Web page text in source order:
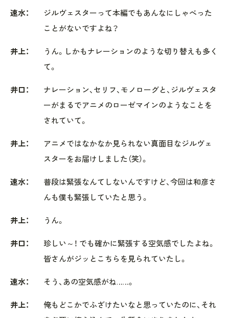
速水：
ジルヴェスターって本編でもあんなにしゃべった
ことがないですよね？
井上：
うん。しかもナレーションのような切り替えも多く
て。
井口：
ナレーション、セリフ、モノローグと、ジルヴェスタ
ーがまるでアニメのローゼマインのようなことを
されていて。
井上：
アニメではなかなか見られない真面目なジルヴェ
スターをお届けしました（笑）。
速水：
普段は緊張なんてしないんですけど、今回は和彦さ
んも僕も緊張していたと思う。
井上： うん。
井口：
珍しい～！ でも確かに緊張する空気感でしたよね。
皆さんがジッとこちらを見られていたし。
速水： そう、あの空気感がね……。
井上：
俺もどこかでふざけたいなと思っていたのに、それ